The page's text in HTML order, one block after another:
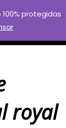
royal
protegidas